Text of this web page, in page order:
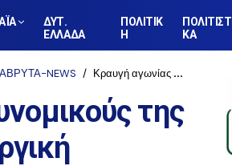
ΔΥΤ.
ΕΛΛΑΔΑ
ΠΟΛΙΤΙΚ
Η
ΠΟΛΙΤΙΣΤΙ
ΚΑ
NEWS Κραυγή αγωνίας από τους αστυνομικούς της Αχαΐας - «Οδεύουμε σε λειτουργική κατάρρευση των υπηρεσιών»
της